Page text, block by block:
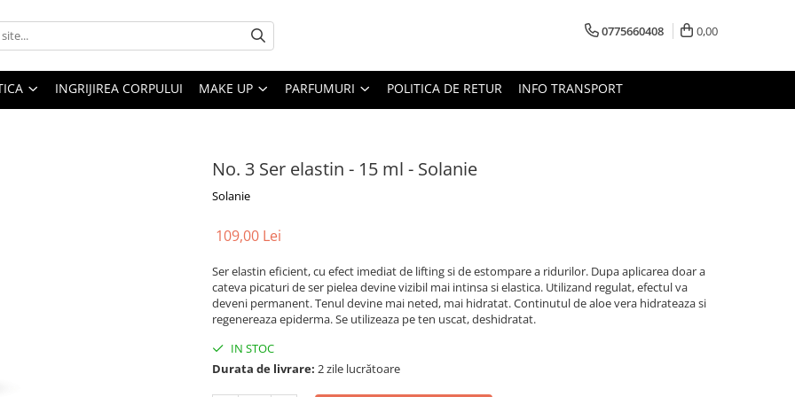
0775660408 0,00
INGRIJIREA CORPULUI MAKE UP PARFUMURI POLITICA DE RETUR INFO TRANSPORT
No. 3 Ser elastin - 15 ml - Solanie
Solanie
109,00 Lei
Ser elastin eficient, cu efect imediat de lifting si de estompare a ridurilor. Dupa aplicarea doar a
cateva picaturi de ser pielea devine vizibil mai intinsa si elastica. Utilizand regulat, efectul va
deveni permanent. Tenul devine mai neted, mai hidratat. Continutul de aloe vera hidrateaza si
regenereaza epiderma. Se utilizeaza pe ten uscat, deshidratat.
IN STOC
Durata de livrare: 2 zile lucrătoare